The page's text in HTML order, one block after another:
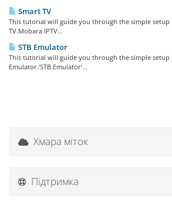
Smart TV
This tutorial will guide you through the simple
TV.Mobara IPTV...
STB Emulator
This tutorial will guide you through the simple setup
Emulator.‘STB Emulator’...
Хмара міток
Підтримка